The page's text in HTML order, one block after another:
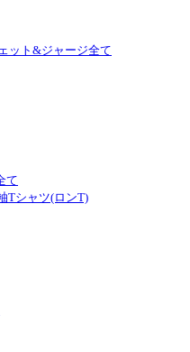
ット&ジャージ全て
て
Tシャツ(ロンT)